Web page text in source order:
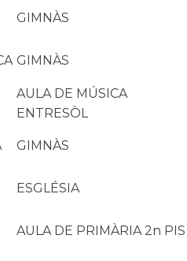
GIMNÀS
GIMNÀS
AULA DE MÚSICA
ENTRESÒL
GIMNÀS
ESGLÉSIA
AULA DE PRIMÀRIA 2n PIS